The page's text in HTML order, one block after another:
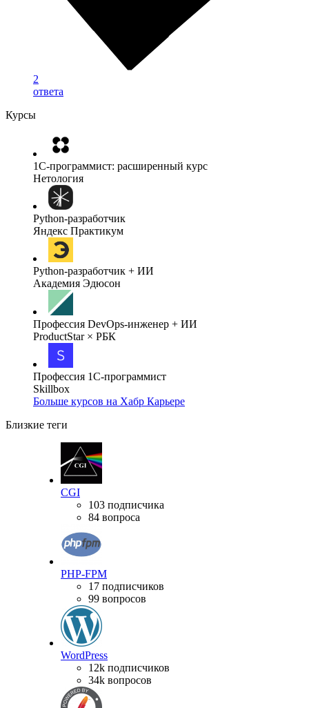
2
ответа
Курсы
1C-программист: расширенный курс
Нетология
Python-разработчик
Яндекс Практикум
Python-разработчик + ИИ
Академия Эдюсон
Профессия DevOps-инженер + ИИ
ProductStar × РБК
Профессия 1С-программист
Skillbox
Больше курсов на Хабр Карьере
Близкие теги
CGI
103 подписчика
84 вопроса
PHP-FPM
17 подписчиков
99 вопросов
WordPress
12k подписчиков
34k вопросов